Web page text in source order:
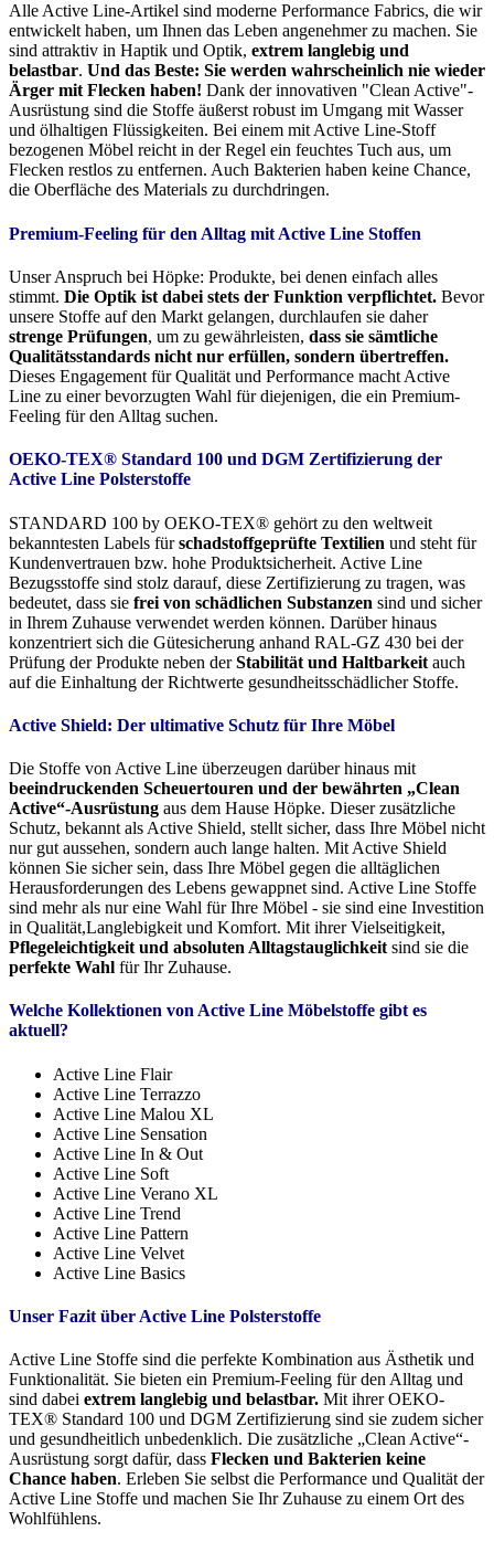
Alle Active Line-Artikel sind moderne Performance Fabrics, die wir
entwickelt haben, um Ihnen das Leben angenehmer zu machen. Sie
sind attraktiv in Haptik und Optik, extrem langlebig und
belastbar. Und das Beste: Sie werden wahrscheinlich nie wieder
Ärger mit Flecken haben! Dank der innovativen "Clean Active"-
Ausrüstung sind die Stoffe äußerst robust im Umgang mit Wasser
und ölhaltigen Flüssigkeiten. Bei einem mit Active Line-Stoff
bezogenen Möbel reicht in der Regel ein feuchtes Tuch aus, um
Flecken restlos zu entfernen. Auch Bakterien haben keine Chance,
die Oberfläche des Materials zu durchdringen.
Premium-Feeling für den Alltag mit Active Line Stoffen
Unser Anspruch bei Höpke: Produkte, bei denen einfach alles
stimmt. Die Optik ist dabei stets der Funktion verpflichtet. Bevor
unsere Stoffe auf den Markt gelangen, durchlaufen sie daher
strenge Prüfungen, um zu gewährleisten, dass sie sämtliche
Qualitätsstandards nicht nur erfüllen, sondern übertreffen.
Dieses Engagement für Qualität und Performance macht Active
Line zu einer bevorzugten Wahl für diejenigen, die ein Premium-
Feeling für den Alltag suchen.
OEKO-TEX® Standard 100 und DGM Zertifizierung der
Active Line Polsterstoffe
STANDARD 100 by OEKO-TEX® gehört zu den weltweit
bekanntesten Labels fürschadstoffgeprüfte Textilien und steht für
Kundenvertrauen bzw. hohe Produktsicherheit. Active Line
Bezugsstoffe sind stolz darauf, diese Zertifizierung zu tragen, was
bedeutet, dass sie frei von schädlichen Substanzen sind und sicher
in Ihrem Zuhause verwendet werden können. Darüber hinaus
konzentriert sich die Gütesicherung anhand RAL-GZ 430 bei der
Prüfung der Produkte neben derStabilität und Haltbarkeit auch
auf die Einhaltung der Richtwerte gesundheitsschädlicher Stoffe.
Active Shield: Der ultimative Schutz für Ihre Möbel
Die Stoffe von Active Line überzeugen darüber hinaus mit
beeindruckenden Scheuertouren und der bewährten „Clean
Active“-Ausrüstung aus dem Hause Höpke. Dieser zusätzliche
Schutz, bekannt als Active Shield, stellt sicher, dass Ihre Möbel nicht
nur gut aussehen, sondern auch lange halten. Mit Active Shield
können Sie sicher sein, dass Ihre Möbel gegen die alltäglichen
Herausforderungen des Lebens gewappnet sind. Active Line Stoffe
sind mehr als nur eine Wahl für Ihre Möbel - sie sind eine Investition
in Qualität,Langlebigkeit und Komfort. Mit ihrer Vielseitigkeit,
Pflegeleichtigkeit und absoluten Alltagstauglichkeit sind sie die
perfekte Wahl für Ihr Zuhause.
Welche Kollektionen von Active Line Möbelstoffe gibt es
aktuell?
Active Line Flair
Active Line Terrazzo
Active Line Malou XL
Active Line Sensation
Active Line In & Out
Active Line Soft
Active Line Verano XL
Active Line Trend
Active Line Pattern
Active Line Velvet
Active Line Basics
Unser Fazit über Active Line Polsterstoffe
Active Line Stoffe sind die perfekte Kombination aus Ästhetik und
Funktionalität. Sie bieten ein Premium-Feeling für den Alltag und
sind dabei extrem langlebig und belastbar. Mit ihrer OEKO-
TEX® Standard 100 und DGM Zertifizierung sind sie zudem sicher
und gesundheitlich unbedenklich. Die zusätzliche „Clean Active“-
Ausrüstung sorgt dafür, dass Flecken und Bakterien keine
Chance haben. Erleben Sie selbst die Performance und Qualität der
Active Line Stoffe und machen Sie Ihr Zuhause zu einem Ort des
Wohlfühlens.